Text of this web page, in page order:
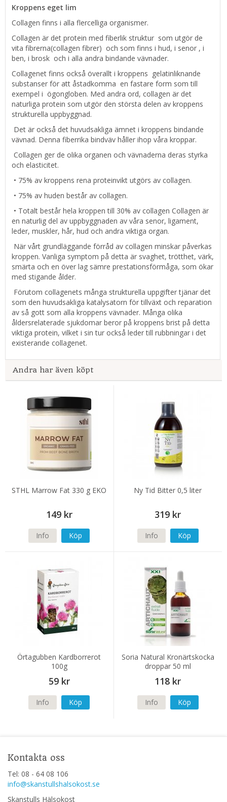
Kroppens eget lim
Collagen finns i alla flercelliga organismer.
Collagen är det protein med fiberlik struktur som utgör de
vita fibrerna(collagen fibrer) och som finns i hud, i senor , i
ben, i brosk och i alla andra bindande vävnader.
Collagenet finns också överallt i kroppens gelatinliknande
substanser för att åstadkomma en fastare form som till
exempel i ögongloben. Med andra ord, collagen är det
naturliga protein som utgör den största delen av kroppens
strukturella uppbyggnad.
Det är också det huvudsakliga ämnet i kroppens bindande
vävnad. Denna fiberrika bindväv håller ihop våra kroppar.
Collagen ger de olika organen och vävnaderna deras styrka
och elasticitet.
• 75% av kroppens rena proteinvikt utgörs av collagen.
• 75% av huden består av collagen.
• Totalt består hela kroppen till 30% av collagen Collagen är
en naturlig del av uppbyggnaden av våra senor, ligament,
leder, muskler, hår, hud och andra viktiga organ.
När vårt grundläggande förråd av collagen minskar påverkas
kroppen. Vanliga symptom på detta är svaghet, trötthet, värk,
smärta och en över lag sämre prestationsförmåga, som ökar
med stigande ålder.
Förutom collagenets många strukturella uppgifter tjänar det
som den huvudsakliga katalysatorn för tillväxt och reparation
av så gott som alla kroppens vävnader. Många olika
åldersrelaterade sjukdomar beror på kroppens brist på detta
viktiga protein, vilket i sin tur också leder till rubbningar i det
existerande collagenet.
Andra har även köpt
STHL Marrow Fat 330 g EKO
149 kr
Info Köp
Ny Tid Bitter 0,5 liter
319 kr
Info Köp
Örtagubben Kardborrerot
100g
59 kr
Info Köp
Soria Natural Kronärtskocka
droppar 50 ml
118 kr
Info Köp
Kontakta oss
Tel: 08 - 64 08 106
info@skanstullshalsokost.se
Skanstulls Hälsokost